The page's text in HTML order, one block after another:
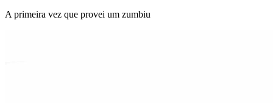
A primeira vez que provei um zumbiu